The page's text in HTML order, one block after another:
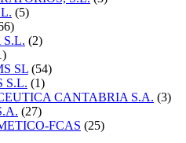
(5)
(2)
SL (54)
S.L. (1)
CANTABRIA S.A. (3)
(27)
FCAS (25)